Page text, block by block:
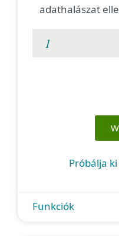
adathalászat
Próbálja
Funkciók